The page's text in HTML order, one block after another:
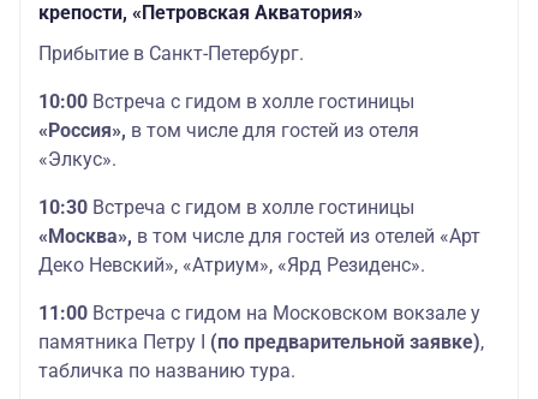
крепости, «Петровская Акватория»
Прибытие в Санкт-Петербург.
10:00 Встреча с гидом в холле гостиницы
«Россия», в том числе для гостей из отеля
«Элкус».
10:30 Встреча с гидом в холле гостиницы
«Москва», в том числе для гостей из отелей «Арт
Деко Невский», «Атриум», «Ярд Резиденс».
11:00 Встреча с гидом на Московском вокзале у
памятника Петру I (по предварительной заявке),
табличка по названию тура.